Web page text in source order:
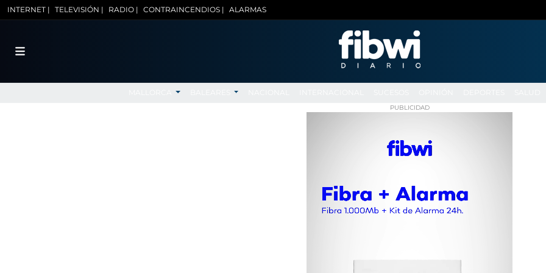
INTERNET | TELEVISIÓN | RADIO | CONTRAINCENDIOS | ALARMAS